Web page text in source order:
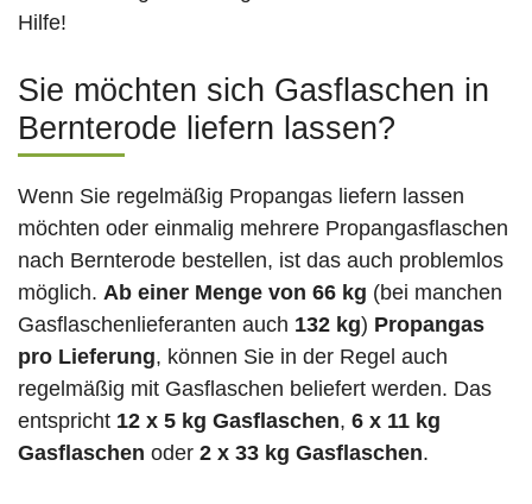
Hilfe!
Sie möchten sich Gasflaschen in
Bernterode liefern lassen?
Wenn Sie regelmäßig Propangas liefern lassen
möchten oder einmalig mehrere Propangasflaschen
nach Bernterode bestellen, ist das auch problemlos
möglich. Ab einer Menge von 66 kg (bei manchen
Gasflaschenlieferanten auch 132 kg) Propangas
pro Lieferung, können Sie in der Regel auch
regelmäßig mit Gasflaschen beliefert werden. Das
entspricht 12 x 5 kg Gasflaschen, 6 x 11 kg
Gasflaschen oder 2 x 33 kg Gasflaschen.